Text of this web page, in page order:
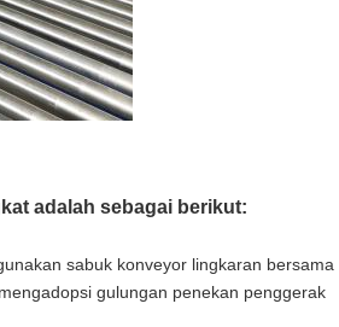
adalah sebagai berikut:
sabuk konveyor lingkaran bersama
gulungan penekan penggerak